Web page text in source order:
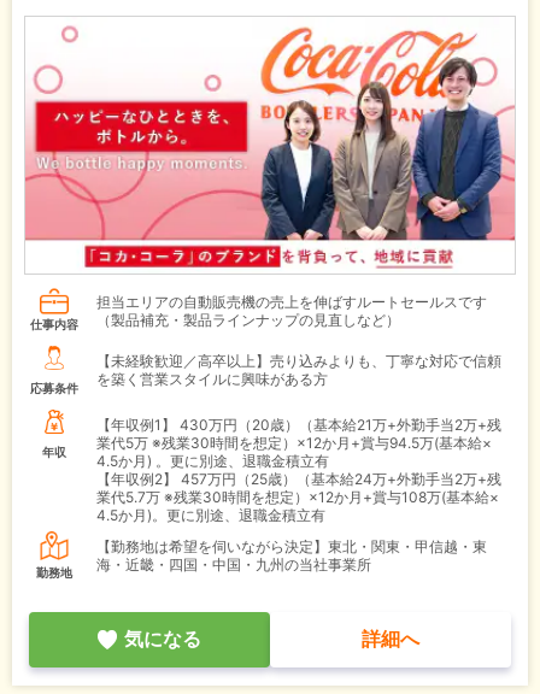
仕事内容
担当エリアの自動販売機の売上を伸ばすルートセールスです
（製品補充・製品ラインナップの見直しなど）
応募条件
【未経験歓迎／高卒以上】売り込みよりも、丁寧な対応で信頼
を築く営業スタイルに興味がある方
年収
【年収例1】
430万円（20歳）（基本給21万+外勤手当2万+残
業代5万 ※残業30時間を想定）×12か月+賞与94.5万(基本給×
4.5か月) 。更に別途、退職金積立有
【年収例2】
457万円（25歳）（基本給24万+外勤手当2万+残
業代5.7万 ※残業30時間を想定）×12か月+賞与108万(基本給×
4.5か月)。更に別途、退職金積立有
勤務地
【勤務地は希望を伺いながら決定】東北・関東・甲信越・東
海・近畿・四国・中国・九州の当社事業所
気になる 詳細へ